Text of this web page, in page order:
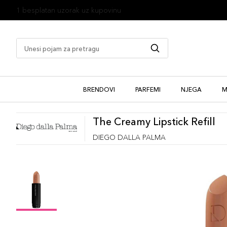
1 besplatan uzorak uz kupovinu
BRENDOVI PARFEMI NJEGA
The Creamy Lipstick Refill
DIEGO DALLA PALMA